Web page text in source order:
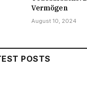
Vermögen
August 10, 2024
POSTS